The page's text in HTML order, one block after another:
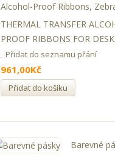
Alcohol-Proof Ribbons,
THERMAL TRANSFER
PROOF RIBBONS FOR
Přidat do seznamu přání
961,00Kč
Přidat do košíku
Barevné